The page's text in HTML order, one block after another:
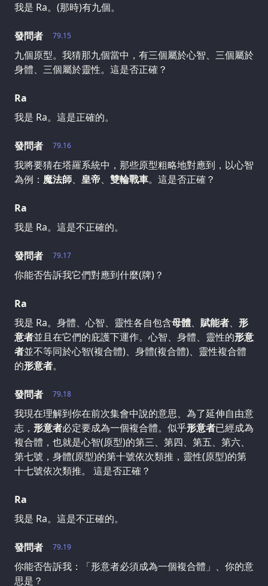
我是 Ra。(那時)有九個。
79.15
發問者
九個原型。我猜那九個當中，有三個屬於心智、三個屬於
身體、三個屬於靈性。這是否正確？
Ra
我是 Ra。這是正確的。
79.16
發問者
我將要猜在塔羅系統中，那些原型粗略地對應到，以心智
為例： 魔法師、 皇帝、 雙輪戰車。這是否正確？
Ra
我是 Ra。這是不正確的。
79.17
發問者
你能否告訴我它們對應到什麼(牌)？
Ra
我是 Ra。身體、心智、靈性各自包含母體、 賦能者、 形
意者並且在它們的庇護下運作。心智、身體、靈性的形意
者並不等同於心智(複合體)、身體(複合體)、靈性複合體
的形意者。
79.18
發問者
我現在理解到你在前次集會中說的意思、為了延伸自由意
志， 形意者必定要成為一個複合體。似乎形意者已經成為
複合體，也就是心智(原型)的第三、第四、第五、第六、
第七號，身體(原型)的第十號依次類推，靈性(原型)的第
十七號依次類推。 這是否正確？
Ra
我是 Ra。這是不正確的。
79.19
發問者
你能否告訴我：「形意者必須成為一個複合體」、你的意
思是？